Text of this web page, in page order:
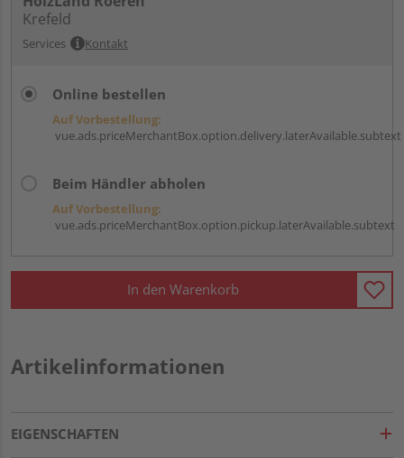
Krefeld
Services Kontakt
Online bestellen
Auf Vorbestellung:
vue.ads.priceMerchantBox.option.delivery.laterAvailable.subtext
Beim Händler abholen
Auf Vorbestellung:
vue.ads.priceMerchantBox.option.pickup.laterAvailable.subtext
In den Warenkorb
Artikelinformationen
EIGENSCHAFTEN